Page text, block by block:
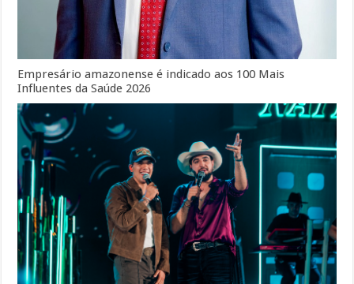
Empresário amazonense é indicado aos 100 Mais
Influentes da Saúde 2026